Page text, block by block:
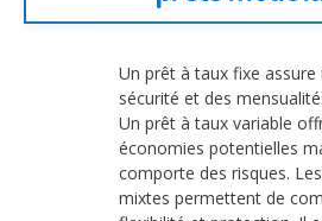
Un prêt à taux fixe assure
sécurité et des
Un prêt à taux variable
économies potentielles
comporte des risques.
mixtes permettent de